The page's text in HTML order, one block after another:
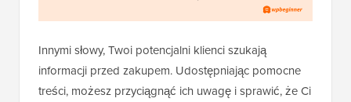
Innymi słowy, Twoi potencjalni klienci szukają
informacji przed zakupem. Udostępniając pomocne
treści, możesz przyciągnąć ich uwagę i sprawić, że Ci